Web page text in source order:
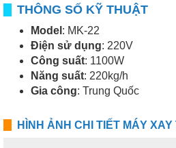
THÔNG SỐ KỸ THUẬT
Model : MK-22
Điện sử dụng: 220V
Công suất: 1100W
Năng suất: 220kg/h
Gia công: Trung Quốc
HÌNH ẢNH CHI TIẾT MÁY